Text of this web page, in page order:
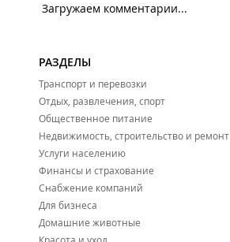
Загружаем комментарии...
РАЗДЕЛЫ
Транспорт и перевозки
Отдых, развлечения, спорт
Общественное питание
Недвижимость, строительство и ремонт
Услуги населению
Финансы и страхование
Снабжение компаний
Для бизнеса
Домашние животные